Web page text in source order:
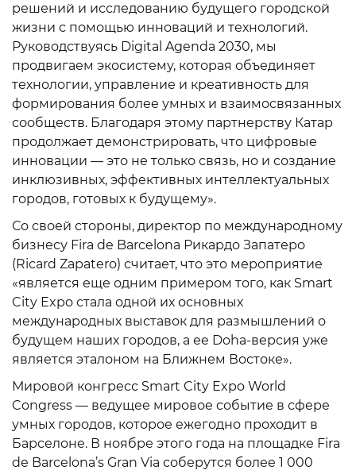
решений и исследованию будущего городской
жизни с помощью инноваций и технологий.
Руководствуясь Digital Agenda 2030, мы
продвигаем экосистему, которая объединяет
технологии, управление и креативность для
формирования более умных и взаимосвязанных
сообществ. Благодаря этому партнерству Катар
продолжает демонстрировать, что цифровые
инновации — это не только связь, но и создание
инклюзивных, эффективных интеллектуальных
городов, готовых к будущему».
Со своей стороны, директор по международному
бизнесу Fira de Barcelona Рикардо Запатеро
(Ricard Zapatero) считает, что это мероприятие
«является еще одним примером того, как Smart
City Expo стала одной их основных
международных выставок для размышлений о
будущем наших городов, а ее Doha-версия уже
является эталоном на Ближнем Востоке».
Мировой конгресс Smart City Expo World
Congress — ведущее мировое событие в сфере
умных городов, которое ежегодно проходит в
Барселоне. В ноябре этого года на площадке Fira
de Barcelona’s Gran Via соберутся более 1 000